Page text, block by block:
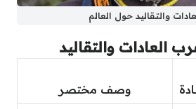
والتقاليد حول العالم
العادات والتقاليد
وصف مختصر